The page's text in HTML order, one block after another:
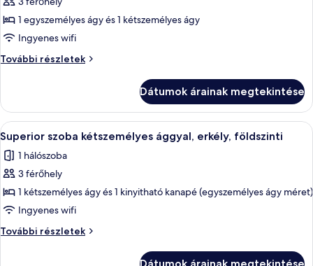
összes
képének
megtekintése:
Háromágyas
szoba,
1 egyszemélyes ágy és 1 kétszemélyes ágy
Ingyenes wifi
További részletek
Háromágyas
részletei
Dátumok árainak megtekintése
A
következő
szoba
összes
képének
megtekintése:
Superior
szoba
Egy hálószoba, amelyben található
9
Superior szoba kétszemélyes ággyal, erkély, földszinti
1 hálószoba
3 férőhely
1 kétszemélyes ágy és 1 kinyitható kanapé (egyszemélyes ágy méret)
Ingyenes wifi
További részletek
Superior